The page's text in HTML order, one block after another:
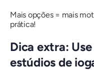
Mais opções = mais
prática!
Dica extra:
estúdios de